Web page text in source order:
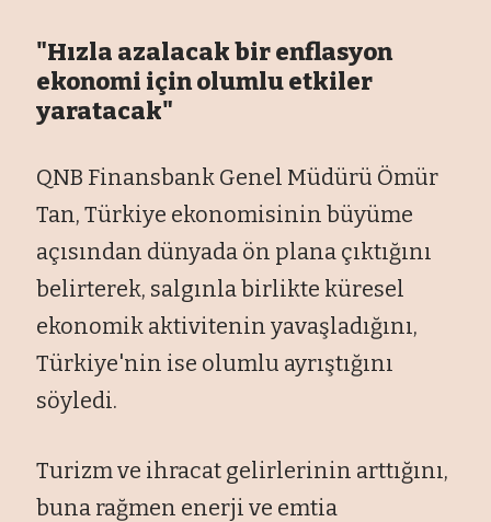
"Hızla azalacak bir enflasyon
ekonomi için olumlu etkiler
yaratacak"
QNB Finansbank Genel Müdürü Ömür
Tan, Türkiye ekonomisinin büyüme
açısından dünyada ön plana çıktığını
belirterek, salgınla birlikte küresel
ekonomik aktivitenin yavaşladığını,
Türkiye'nin ise olumlu ayrıştığını
söyledi.
Turizm ve ihracat gelirlerinin arttığını,
buna rağmen enerji ve emtia